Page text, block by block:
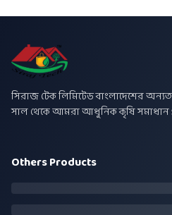
সিরাজ টেক লিমিটেড বাংলাদেশের
সাল থেকে আমরা আধুনিক কৃষি সমাধান
Others Products